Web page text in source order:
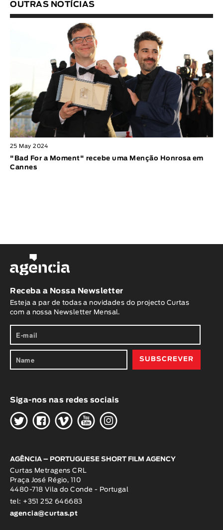
OUTRAS NOTÍCIAS
25 May 2024
"Bad For a Moment" recebe uma Menção Honrosa em
Cannes
Receba a Nossa Newsletter
Esteja a par de todas a novidades do projecto Curtas
com a nossa Newsletter Mensal.
Siga-nos nas redes sociais
HGWOK
AGÊNCIA – PORTUGUESE SHORT FILM AGENCY
Curtas Metragens CRL
Praça José Régio, 110
4480-718 Vila do Conde - Portugal
tel: +351 252 646683
agencia@curtas.pt